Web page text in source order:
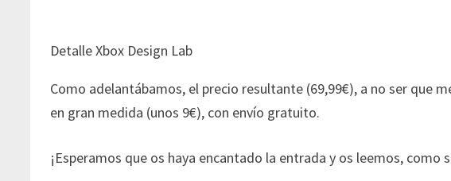
Detalle Xbox Design Lab
Como adelantábamos, el precio resultante (69,99€), a no ser que
en gran medida (unos 9€), con envío gratuito.
¡Esperamos que os haya encantado la entrada y os leemos, como